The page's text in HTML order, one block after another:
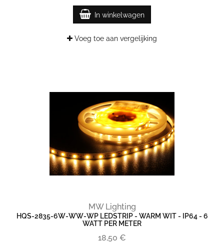
In winkelwagen
Voeg toe aan vergelijking
MW Lighting
HQS-2835-6W-WW-WP LEDSTRIP - WARM WIT - IP64 - 6
WATT PER METER
18,50 €